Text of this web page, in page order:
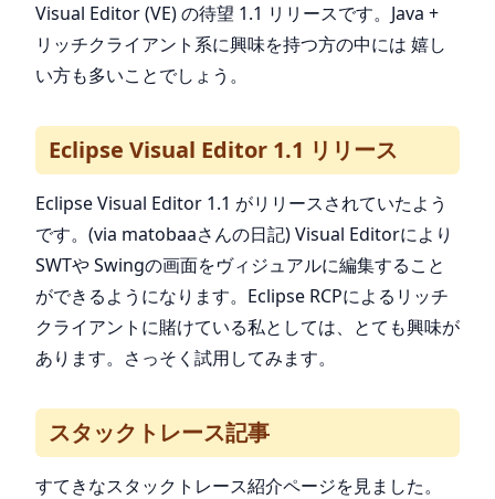
Visual Editor (VE) の待望 1.1 リリースです。Java +
リッチクライアント系に興味を持つ方の中には 嬉し
い方も多いことでしょう。
Eclipse Visual Editor 1.1 リリース
Eclipse Visual Editor 1.1 がリリースされていたよう
です。(via matobaaさんの日記) Visual Editorにより
SWTや Swingの画面をヴィジュアルに編集すること
ができるようになります。Eclipse RCPによるリッチ
クライアントに賭けている私としては、とても興味が
あります。さっそく試用してみます。
スタックトレース記事
すてきなスタックトレース紹介ページを見ました。